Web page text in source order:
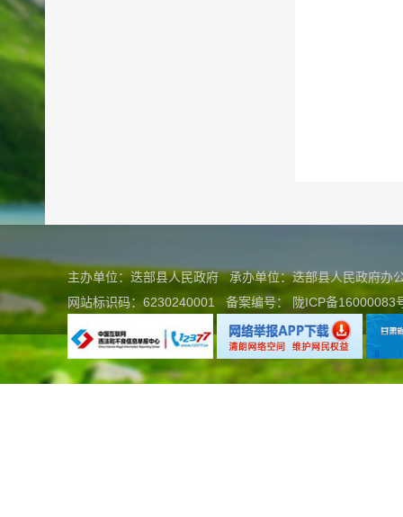
主办单位：迭部县人民政府 承办单位：迭部县人民政府
网站标识码：6230240001
备案编号： 陇ICP备16000083